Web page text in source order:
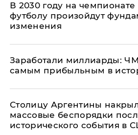
В 2030 году на
футболу произойдут
изменения
Заработали миллиарды:
самым прибыльным в
Столицу Аргентины
массовые беспорядки
исторического события в